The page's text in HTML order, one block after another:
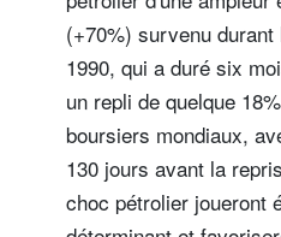
(+70%) survenu
1990, qui a duré six
un repli de quelque
boursiers mondiaux,
130 jours avant la
choc pétrolier joueront